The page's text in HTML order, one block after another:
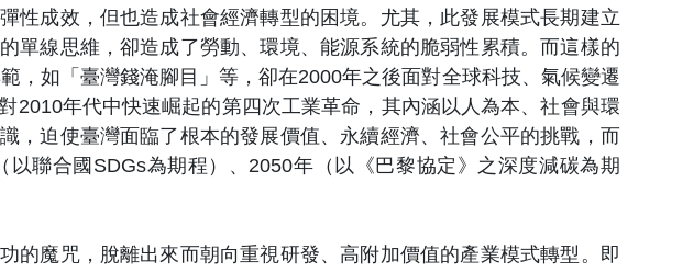
性成效，但也造成社會經濟轉型的困境。尤其，此發展模式長期建立
單線思維，卻造成了勞動、環境、能源系統的脆弱性累積。而這樣的
，如「臺灣錢淹腳目」等，卻在2000年之後面對全球科技、氣候變遷
2010年代中快速崛起的第四次工業革命，其內涵以人為本、社會與環
，迫使臺灣面臨了根本的發展價值、永續經濟、社會公平的挑戰，而
聯合國SDGs為期程）、2050年（以《巴黎協定》之深度減碳為期
魔咒，脫離出來而朝向重視研發、高附加價值的產業模式轉型。即